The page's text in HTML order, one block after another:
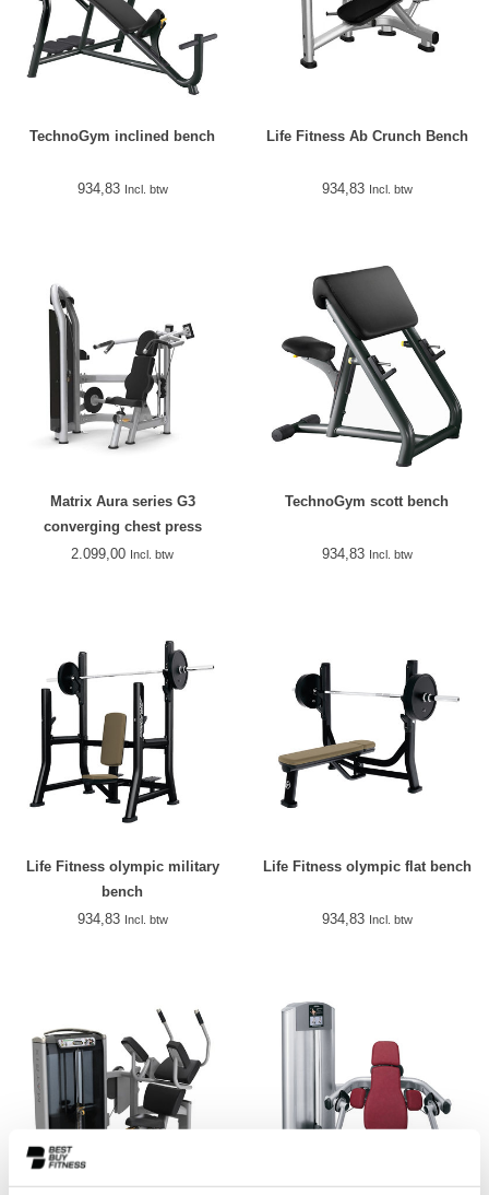
TechnoGym inclined bench
934,83 Incl. btw
Life Fitness Ab Crunch Bench
934,83 Incl. btw
Matrix Aura series G3
converging chest press
2.099,00 Incl. btw
TechnoGym scott bench
934,83 Incl. btw
Life Fitness olympic military
bench
934,83 Incl. btw
Life Fitness olympic flat bench
934,83 Incl. btw